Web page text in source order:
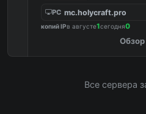
PC mc.holycraft.pro
копий IPв августе1сегодня0
Обзор
Все сервера